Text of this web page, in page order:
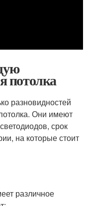
потолка
разновидностей
Они имеют
срок
на которые стоит
различное